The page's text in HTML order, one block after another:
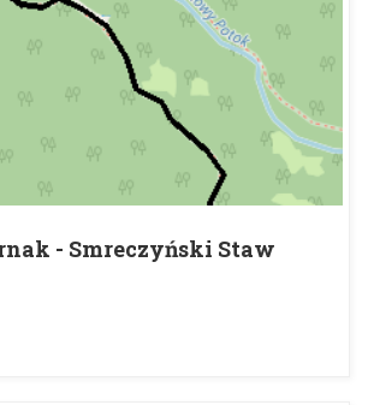
- Smreczyński Staw